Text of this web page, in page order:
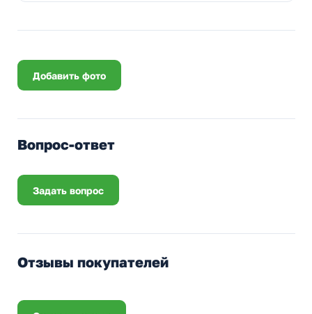
Добавить фото
Вопрос-ответ
Задать вопрос
Отзывы покупателей